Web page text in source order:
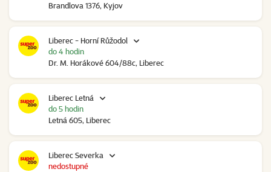
Brandlova 1376, Kyjov
Liberec - Horní Růžodol
Dr. M. Horákové 604/88c, Liberec
do 4 hodin
Liberec Letná
Letná 605, Liberec
do 5 hodin
Liberec Severka
nedostupné